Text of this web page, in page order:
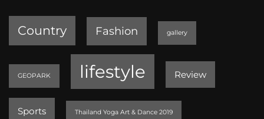
Country Fashion gallery
GEOPARK lifestyle Review
Sports Thailand Yoga Art & Dance 2019